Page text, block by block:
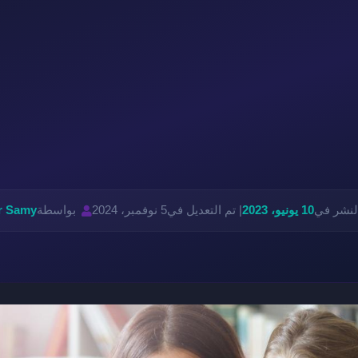
في10 يونيو، 2023 | تم التعديل في5 نوفمبر، 2024 بواسطةSamy